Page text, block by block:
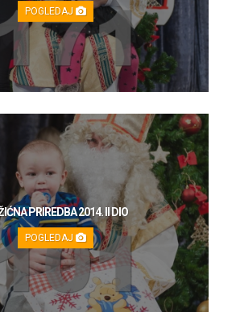
POGLEDAJ
PRIREDBA 2014. II DIO
POGLEDAJ